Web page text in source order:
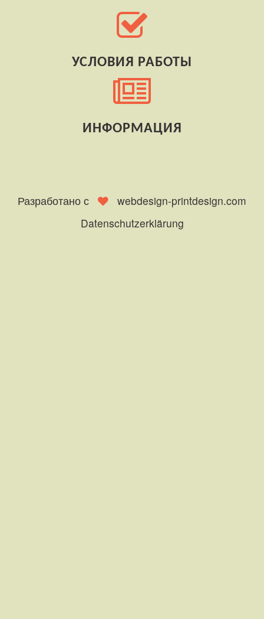
УСЛОВИЯ РАБОТЫ
ИНФОРМАЦИЯ
Разработано с
webdesign-printdesign.com
Datenschutzerklärung